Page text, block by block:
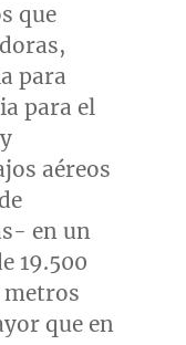
que
para
para el
aéreos
en un
19.500
metros
que en